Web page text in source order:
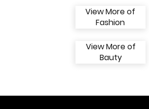
View More of
Fashion
Bauty